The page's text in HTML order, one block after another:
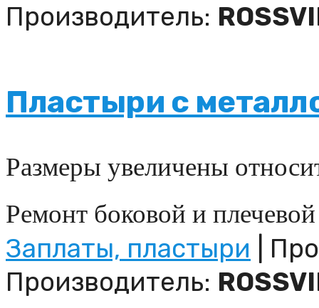
Производитель:
Пластыри с
Размеры увеличены
Ремонт боковой и
Заплаты, пластыри |
Производитель: